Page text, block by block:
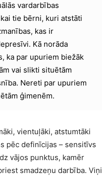
vardarbības
tie bērni, kuri atstāti
kas ir
Kā norāda
ka par upuriem biežāk
vai slikti situētām
Nereti par upuriem
ģimenēm.
vientuļāki, atstumtāki
pēc definīcijas – sensitīvs
vājos punktus, kamēr
smadzeņu darbība. Viņi